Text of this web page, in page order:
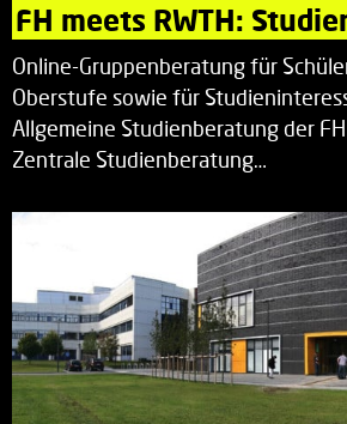
FH meets RWTH:
Online-Gruppenberatung für
Oberstufe sowie für
Allgemeine Studienberatung der
Zentrale Studienberatung…